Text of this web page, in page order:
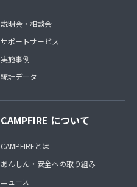
説明会・相談会
サポートサービス
実施事例
統計データ
CAMPFIRE について
CAMPFIREとは
あんしん・安全への取り組み
ニュース